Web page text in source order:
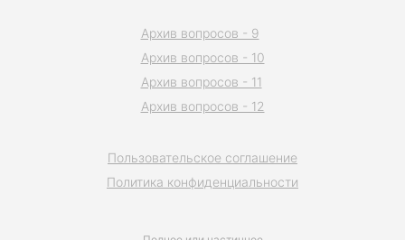
Пользовательское соглашение
Политика конфиденциальности
Архив вопросов - 9
Архив вопросов - 10
Архив вопросов - 11
Архив вопросов - 12